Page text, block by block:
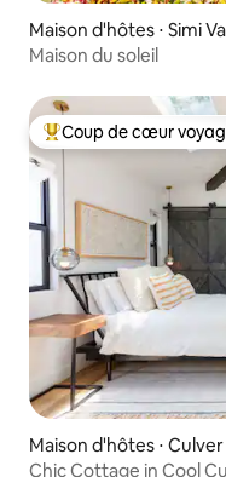
Maison d'hôtes ⋅ Simi
Maison du soleil
Coups de cœur
Coup de cœur
Maison d'hôtes ⋅
Chic Cottage in Cool